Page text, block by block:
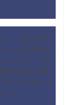
ィ 毎月5万
ショア保険の
に マイプロ
産投資の購
するサポート
より